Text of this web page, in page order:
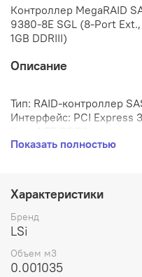
Контроллер MegaRAID
9380-8E SGL (8-Port
1GB DDRIII)
Описание
Тип: RAID-контроллер
Интерфейс: PCI Express
RAID: 0, 1, 5, 6, 10, 50, 60
Диски: SAS (12G), SATA
Форм-фактор:
Показать полностью
Характеристики
Бренд
LSi
Объем м3
0.001035